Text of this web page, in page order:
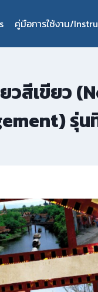
คู่มือการใช้งาน/
วสีเขียว
รุ่น